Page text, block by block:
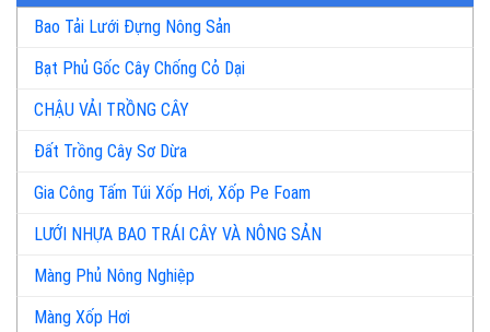
Bao Tải Lưới Đựng Nông Sản
Bạt Phủ Gốc Cây Chống Cỏ Dại
CHẬU VẢI TRỒNG CÂY
Đất Trồng Cây Sơ Dừa
Gia Công Tấm Túi Xốp Hơi, Xốp Pe Foam
LƯỚI NHỰA BAO TRÁI CÂY VÀ NÔNG SẢN
Màng Phủ Nông Nghiệp
Màng Xốp Hơi